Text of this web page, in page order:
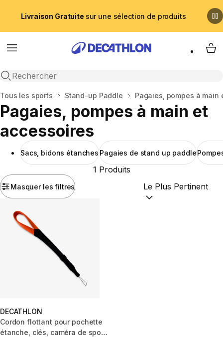
Livraison Gratuite sur une sélection de produits
Menu
Recherche ouverte
My
Accueil
Tous les sports Stand-up Paddle Pagaies, pompes à main
Pagaies, pompes à main et
accessoires
Sacs, bidons étanches Pagaies de stand up paddle
Masquer les filtres
1 Produits
Trier par :(optional)
DECATHLON
Cordon flottant pour pochette
étanche, clés, caméra de sport